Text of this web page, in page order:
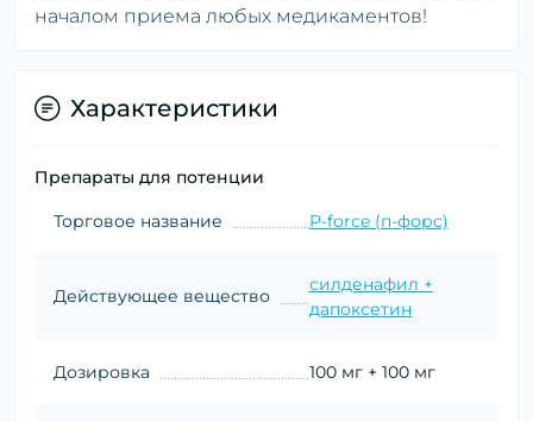
началом приема любых медикаментов!
Характеристики
Препараты для потенции
Торговое название P-forсe (п-форс)
Действующее вещество
силденафил +
дапоксетин
Дозировка 100 мг + 100 мг